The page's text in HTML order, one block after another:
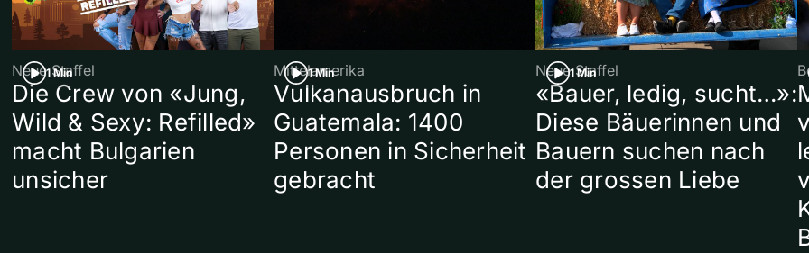
1 Min
Neue Staffel
Die Crew von «Jung,
Wild & Sexy: Refilled»
macht Bulgarien
unsicher
1 Min
Mittelamerika
Vulkanausbruch in
Guatemala: 1400
Personen in Sicherheit
gebracht
1 Min
Neue Staffel
«Bauer, ledig, sucht…»:
Diese Bäuerinnen und
Bauern suchen nach
der grossen Liebe